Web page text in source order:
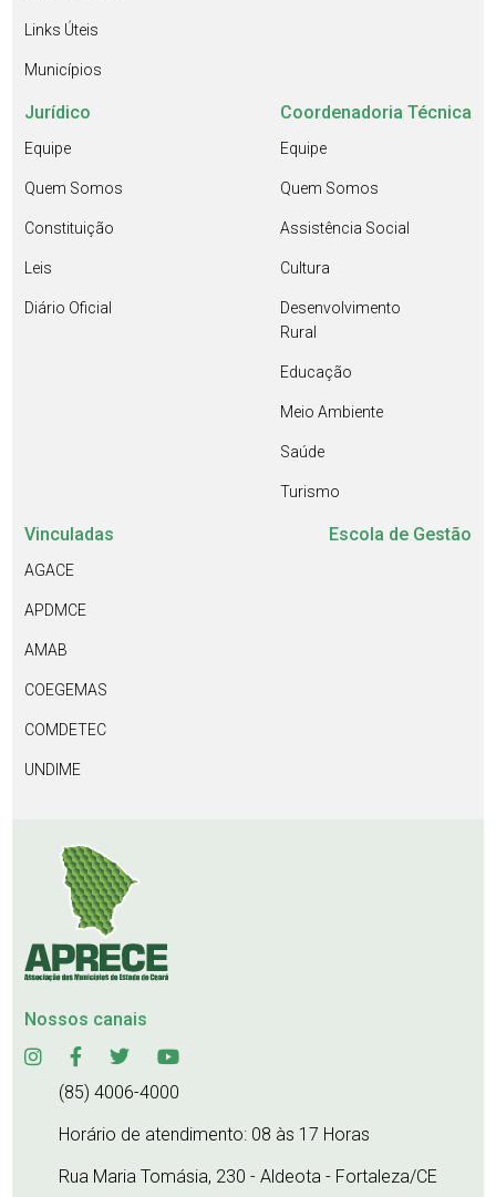
Links Úteis
Municípios
Jurídico
Equipe
Quem Somos
Constituição
Leis
Diário Oficial
Coordenadoria Técnica
Equipe
Quem Somos
Assistência Social
Cultura
Desenvolvimento
Rural
Educação
Meio Ambiente
Saúde
Turismo
Vinculadas
AGACE
APDMCE
AMAB
COEGEMAS
COMDETEC
UNDIME
Escola de Gestão
Nossos canais
(85) 4006-4000
Horário de atendimento: 08 às 17 Horas
Rua Maria Tomásia, 230 - Aldeota - Fortaleza/CE